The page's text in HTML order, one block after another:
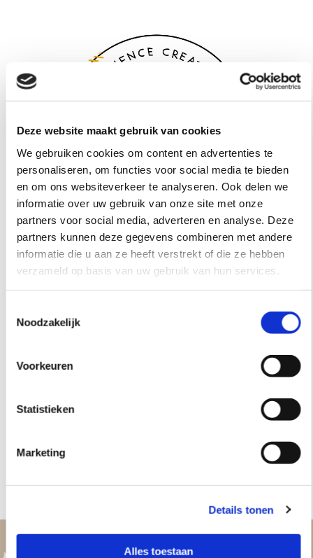
Deze website maakt gebruik van cookies
We gebruiken cookies om content en advertenties te
personaliseren, om functies voor social media te bieden
en om ons websiteverkeer te analyseren. Ook delen we
informatie over uw gebruik van onze site met onze
partners voor social media, adverteren en analyse. Deze
partners kunnen deze gegevens combineren met andere
informatie die u aan ze heeft verstrekt of die ze hebben
verzameld op basis van uw gebruik van hun services.
Noodzakelijk
Voorkeuren
Statistieken
Marketing
Details tonen
Alles toestaan
Onze kracht is dat we Public Relations omzetten in Personal